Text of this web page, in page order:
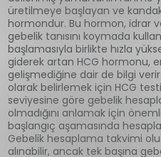
üretilmeye başlayan ve
hormondur. Bu hormon, idrar
gebelik tanısını koymada
başlamasıyla birlikte hızla
giderek artan HCG hormonu,
gelişmediğine dair de bilgi
olarak belirlemek için HCG
seviyesine göre gebelik
olmadığını anlamak için
başlangıç aşamasında
Gebelik hesaplama takvimi
alınabilir, ancak tek başına